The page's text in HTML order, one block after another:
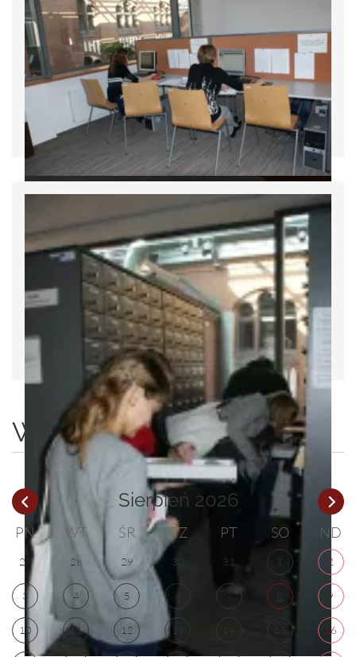
Wydarzenia
Sierpień 2026
PN WT ŚR CZ PT SO ND
27 28 29 30 31 2
3 4 5 6 7 9
10 11 12 14 15 16